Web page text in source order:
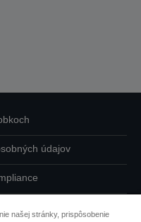
údajov
našej stránky, prispôsobenie